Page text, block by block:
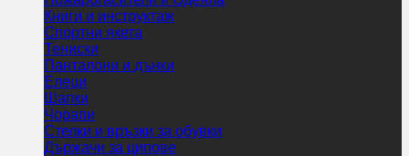
Книги и инструктаж
Спортни якета
Тениски
Панталони и дънки
Елеци
Шапки
Чорапи
Стелки и връзки за обувки
Държачи за ципове